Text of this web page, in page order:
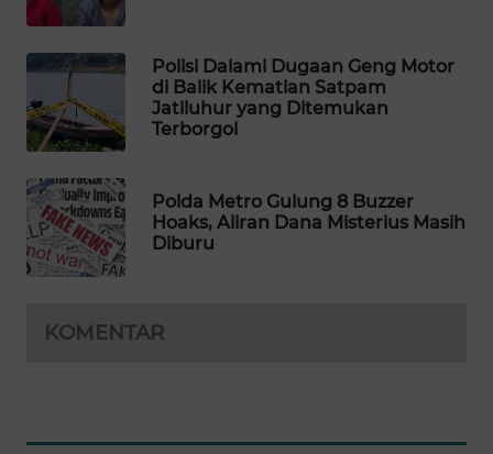
Polisi Dalami Dugaan Geng Motor
di Balik Kematian Satpam
Jatiluhur yang Ditemukan
Terborgol
Polda Metro Gulung 8 Buzzer
Hoaks, Aliran Dana Misterius Masih
Diburu
KOMENTAR
TV
WAHANANEWS
ID
WAHANANEWS
CO ID
WAHANANEWS
WAHANA